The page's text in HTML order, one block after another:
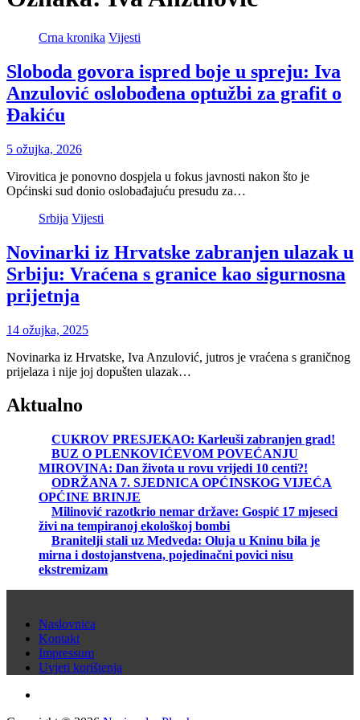
Crna kronika Vijesti
Sloboda govora ispred boje u spreju: Iva
Anzulović oslobođena optužbi za grafit o
Đakiću
5 ožujka, 2026
Virovitica je ponovno dospjela u fokus javnosti nakon što je
Općinski sud donio oslobađajuću presudu za…
Srbija Vijesti
Novinarki iz Hrvatske zabranjen ulazak u
Srbiju: Vraćena s granice kao sigurnosna
prijetnja
14 ožujka, 2025
Novinarka iz Hrvatske, Iva Anzulović, jutros je vraćena s graničnog
prijelaza i nije joj dopušten ulazak…
Aktualno
CUKROV PRESJEKAO: Karleuši zabranjen grad!
BUZ O PLENKOVIĆEVOM POVEĆANJU
MIROVINA: Dan života u rovu vrijedi 10 centi?!
ODRŽANA 7. SJEDNICA OPĆINSKOG VIJEĆA
OPĆINE BRINJE
Milinović razotkrio nemar države: Gospić 17 mjeseci
živi na tempiranoj ekološkoj bombi
Branitelji stali uz Medveda: Oluja u Kninu bila je
mirna i dostojanstvena, pojedinačni povici nisu
ekstremizam
Naslovnica
Kontakt
Impressum
Uvjeti korištenja